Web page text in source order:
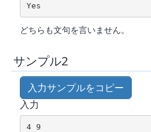
Yes
どちらも文句を言いません。
サンプル2
入力サンプルをコピー
入力
4 9